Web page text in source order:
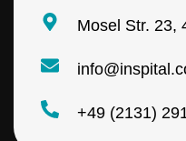
Mosel Str. 23,
+49 (2131)